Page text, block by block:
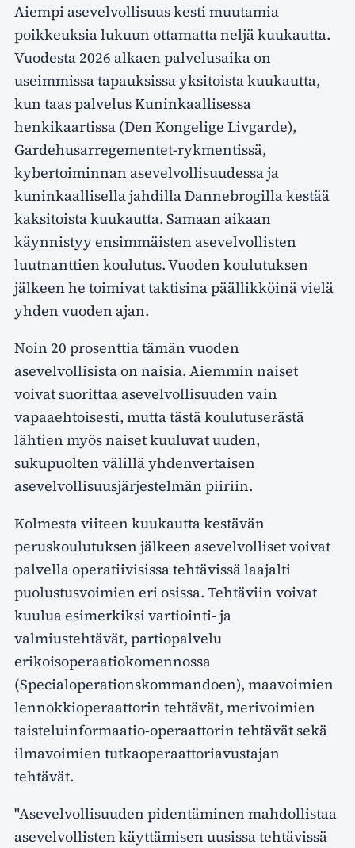
Aiempi asevelvollisuus kesti muutamia
poikkeuksia lukuun ottamatta neljä kuukautta.
Vuodesta 2026 alkaen palvelusaika on
useimmissa tapauksissa yksitoista kuukautta,
kun taas palvelus Kuninkaallisessa
henkikaartissa (Den Kongelige Livgarde),
Gardehusarregementet-rykmentissä,
kybertoiminnan asevelvollisuudessa ja
kuninkaallisella jahdilla Dannebrogilla kestää
kaksitoista kuukautta. Samaan aikaan
käynnistyy ensimmäisten asevelvollisten
luutnanttien koulutus. Vuoden koulutuksen
jälkeen he toimivat taktisina päällikköinä vielä
yhden vuoden ajan.
Noin 20 prosenttia tämän vuoden
asevelvollisista on naisia. Aiemmin naiset
voivat suorittaa asevelvollisuuden vain
vapaaehtoisesti, mutta tästä koulutuserästä
lähtien myös naiset kuuluvat uuden,
sukupuolten välillä yhdenvertaisen
asevelvollisuusjärjestelmän piiriin.
Kolmesta viiteen kuukautta kestävän
peruskoulutuksen jälkeen asevelvolliset voivat
palvella operatiivisissa tehtävissä laajalti
puolustusvoimien eri osissa. Tehtäviin voivat
kuulua esimerkiksi vartiointi- ja
valmiustehtävät, partiopalvelu
erikoisoperaatiokomennossa
(Specialoperationskommandoen), maavoimien
lennokkioperaattorin tehtävät, merivoimien
taisteluinformaatio-operaattorin tehtävät sekä
ilmavoimien tutkaoperaattoriavustajan
tehtävät.
"Asevelvollisuuden pidentäminen mahdollistaa
asevelvollisten käyttämisen uusissa tehtävissä